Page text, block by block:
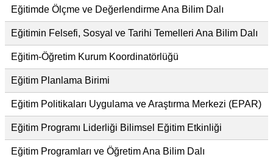
Eğitimde Ölçme ve Değerlendirme Ana Bilim Dalı
Eğitimin Felsefi, Sosyal ve Tarihi Temelleri Ana Bilim Dalı
Eğitim-Öğretim Kurum Koordinatörlüğü
Eğitim Planlama Birimi
Eğitim Politikaları Uygulama ve Araştırma Merkezi (EPAR)
Eğitim Programı Liderliği Bilimsel Eğitim Etkinliği
Eğitim Programları ve Öğretim Ana Bilim Dalı